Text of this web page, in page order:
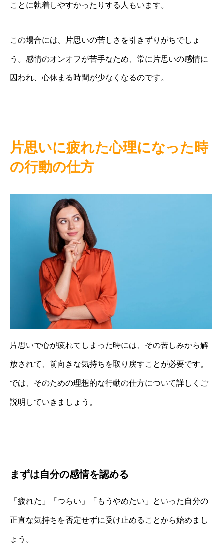
ことに執着しやすかったりする人もいます。
この場合には、片思いの苦しさを引きずりがちでしょ
う。感情のオンオフが苦手なため、常に片思いの感情に
囚われ、心休まる時間が少なくなるのです。
片思いに疲れた心理になった時
の行動の仕方
片思いで心が疲れてしまった時には、その苦しみから解
放されて、前向きな気持ちを取り戻すことが必要です。
では、そのための理想的な行動の仕方について詳しくご
説明していきましょう。
まずは自分の感情を認める
「疲れた」「つらい」「もうやめたい」といった自分の
正直な気持ちを否定せずに受け止めることから始めまし
ょう。